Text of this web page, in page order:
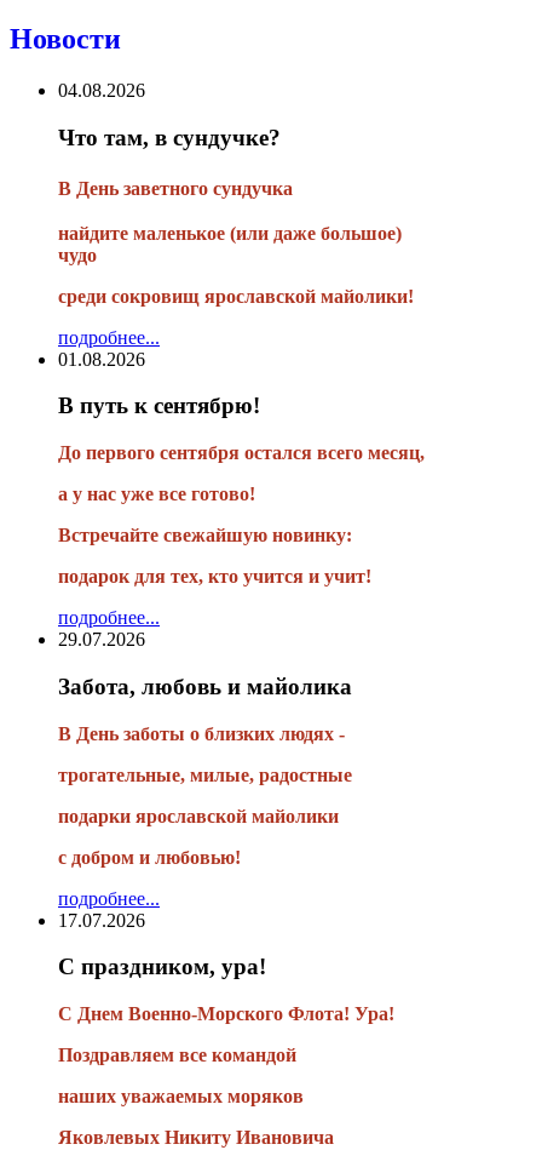
Новости
04.08.2026
Что там, в сундучке?
В День заветного сундучка
найдите маленькое (или даже большое)
чудо
среди сокровищ ярославской майолики!
подробнее...
01.08.2026
В путь к сентябрю!
До первого сентября остался всего месяц,
а у нас уже все готово!
Встречайте свежайшую новинку:
подарок для тех, кто учится и учит!
подробнее...
29.07.2026
Забота, любовь и майолика
В День заботы о близких людях -
трогательные, милые, радостные
подарки ярославской майолики
с добром и любовью!
подробнее...
17.07.2026
С праздником, ура!
С Днем Военно-Морского Флота! Ура!
Поздравляем все командой
наших уважаемых моряков
Яковлевых Никиту Ивановича